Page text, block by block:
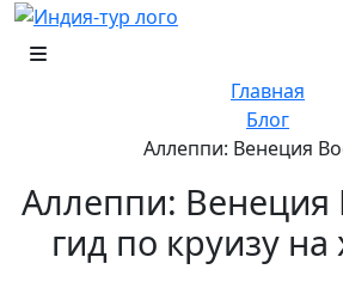
Аллеппи: Венеция
гид по круизу на
Главная
Блог
Аллеппи: Венеция